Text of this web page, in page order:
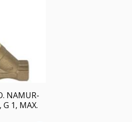
NAMUR-
1, MAX.